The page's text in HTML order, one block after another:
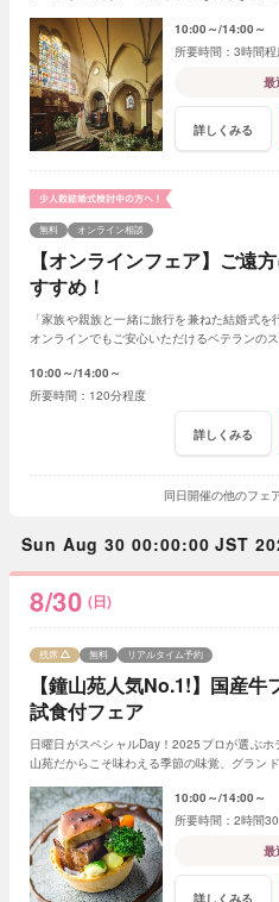
10:00～ 14:00～
3時間程
最
詳しくみる
【オンラインフェア】ご遠
すすめ！
無料 オンライン相談
「家族や親族と一緒に旅行を兼ねた結婚式
オンラインでもご安心いただけるベテランの
10:00～ 14:00～
120分程度
詳しくみる
同日開催の他のフェ
Sun Aug 30 00:00:00 JST
8/30 (日)
【鐘山苑人気No.1!】国産
試食付フェア
残席 無料 リアルタイム予約
日曜日がスペシャルDay！2025プロが選ぶ
山苑だからこそ味わえる季節の味覚、グラン
10:00～ 14:00～
2時間
最
詳しくみる